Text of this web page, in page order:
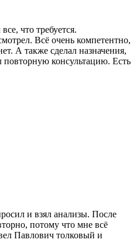
что требуется.
Всё очень компетентно,
А также сделал назначения,
повторную консультацию. Есть
и взял анализы. После
потому что мне всё
Павлович толковый и